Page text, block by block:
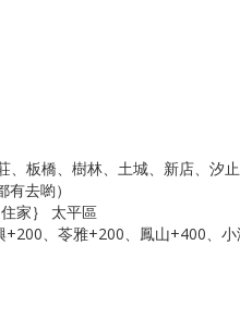
、板橋、樹林、土城、新店、汐
去喲）
家｝ 太平區
+200、苓雅+200、鳳山+400、